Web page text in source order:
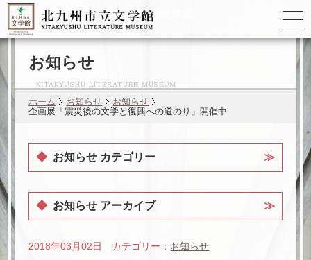
ゆかりの
お知らせ
ホーム お知らせ
お知らせ
企画展「震災後の文学と復興への道のり」開催中
2018年03月02日 カテゴリー： お知らせ
お知らせ カテゴリー
お知らせ アーカイブ